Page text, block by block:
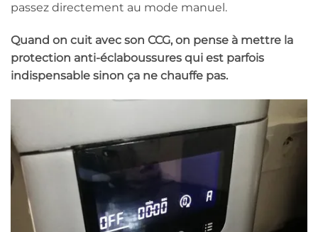
passez directement au mode manuel.
Quand on cuit avec son CCG, on pense à mettre la
protection anti-éclaboussures qui est parfois
indispensable sinon ça ne chauffe pas.